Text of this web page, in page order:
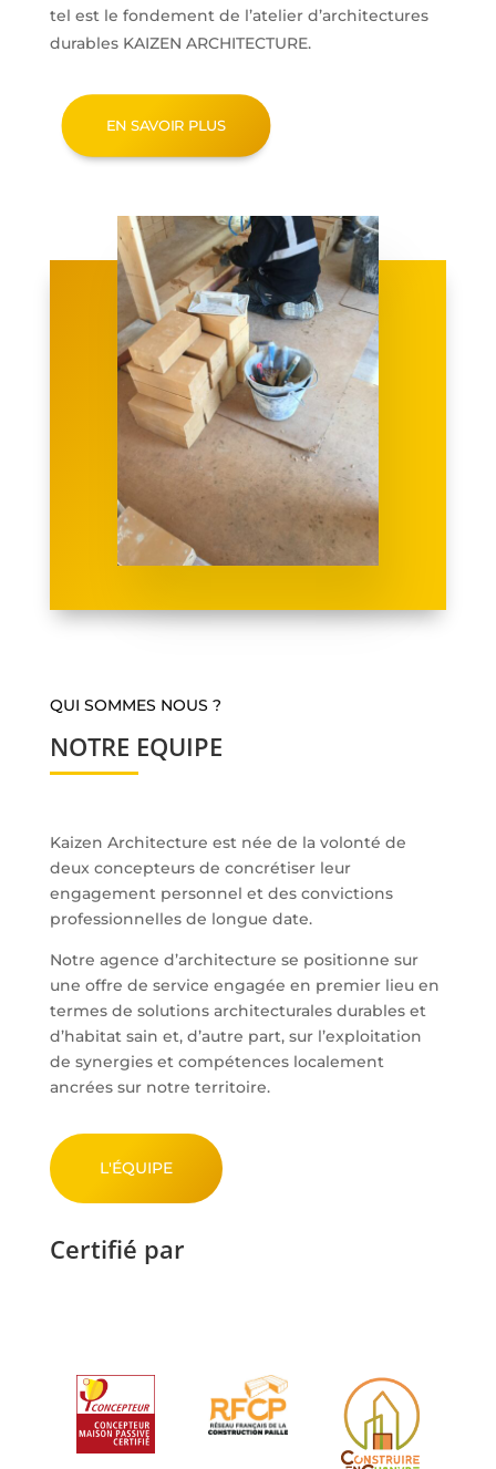
tel est le fondement de l’atelier d’architectures
durables KAIZEN ARCHITECTURE.
EN SAVOIR PLUS
QUI SOMMES NOUS ?
NOTRE EQUIPE
Kaizen Architecture est née de la volonté de
deux concepteurs de concrétiser leur
engagement personnel et des convictions
professionnelles de longue date.
Notre agence d’architecture se positionne sur
une offre de service engagée en premier lieu en
termes de solutions architecturales durables et
d’habitat sain et, d’autre part, sur l’exploitation
de synergies et compétences localement
ancrées sur notre territoire.
L'ÉQUIPE
Certifié par